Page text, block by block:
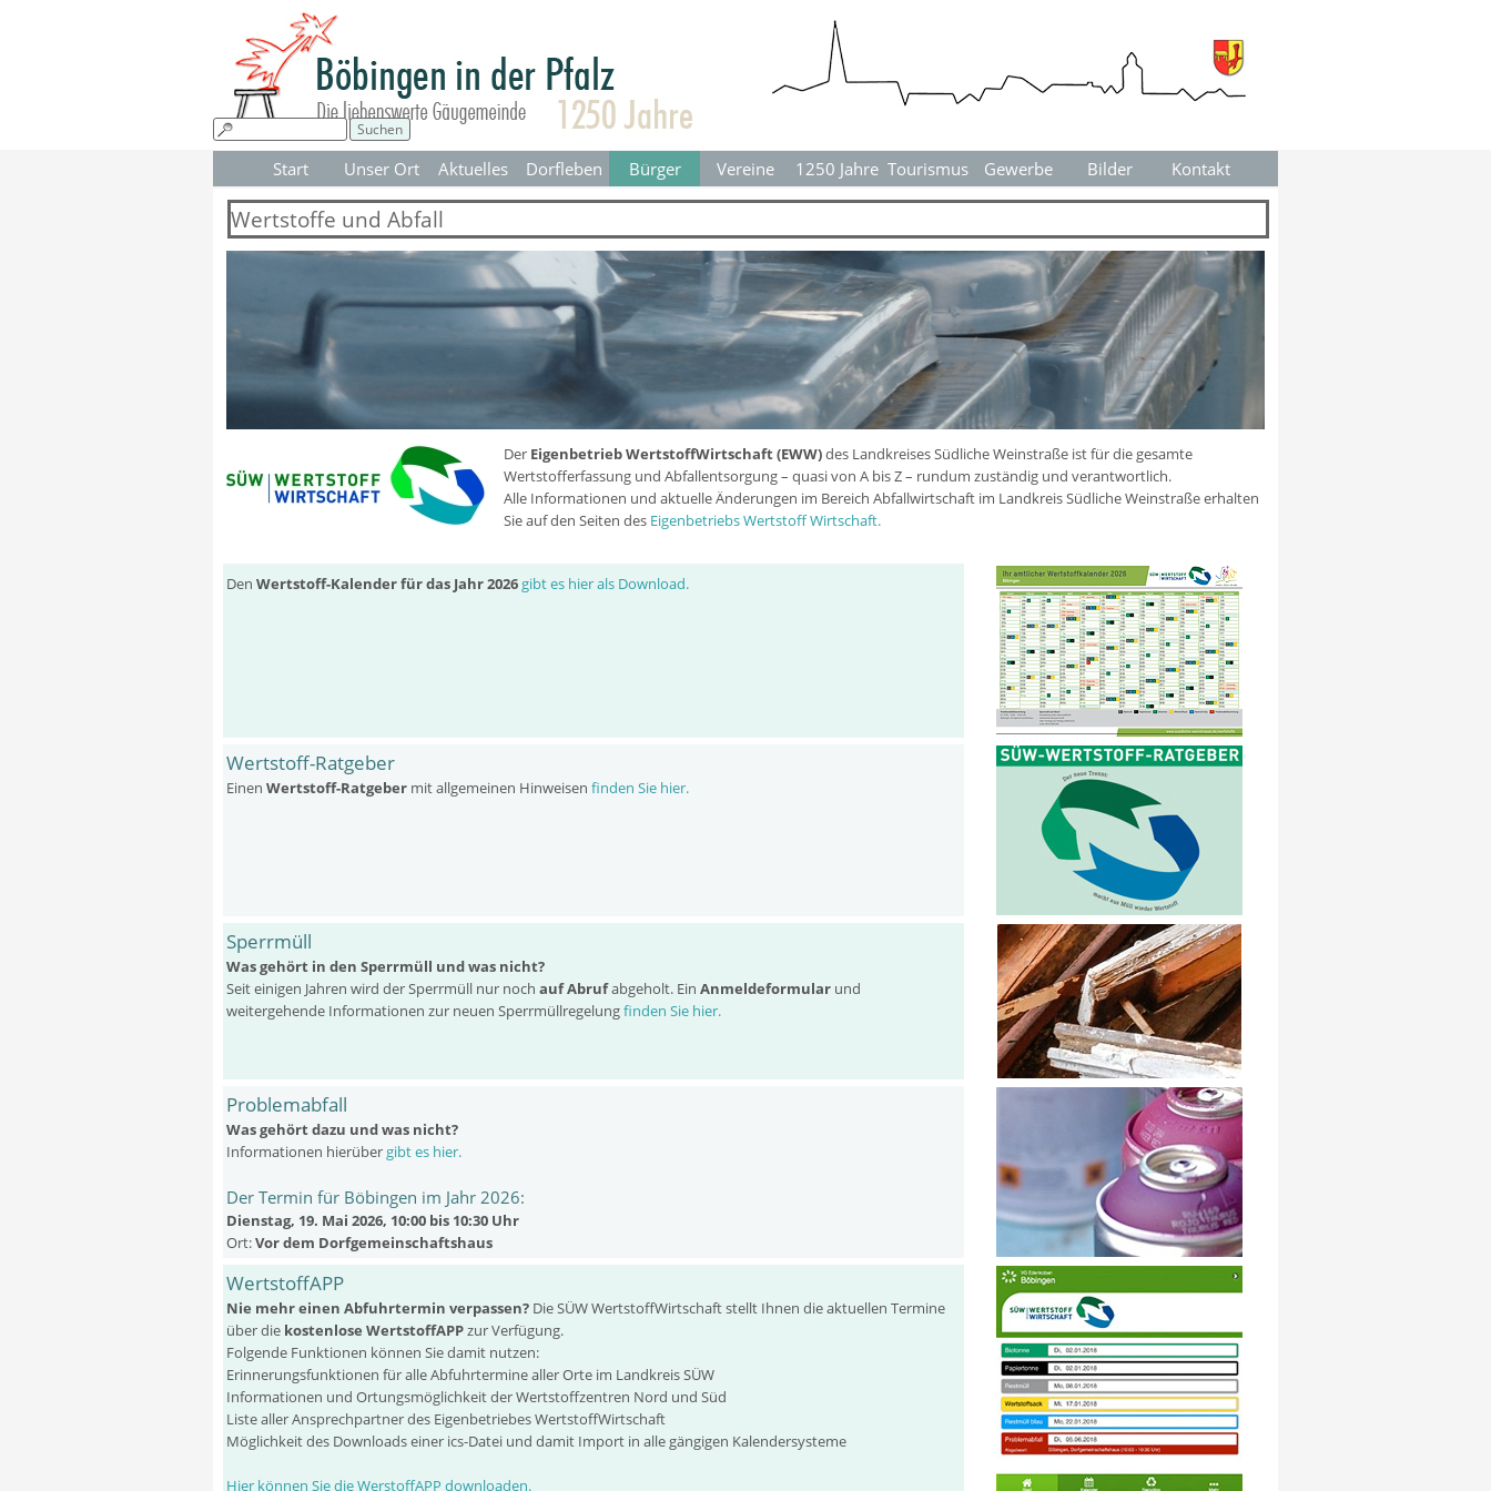
Menü überspringen
Start Unser Ort ▼
Aktuelles ▼
Dorfleben ▼
Bürger ▼
Vereine ▼
1250 Jahre ▼
Tourismus ▼
Gewerbe Bilder ▼
Kontakt
Suchen
Wertstoffe und Abfall
Der Eigenbetrieb WertstoffWirtschaft (EWW)des Landkreises Südliche Weinstraße ist für die gesamte
Wertstofferfassung und Abfallentsorgung – quasi von A bis Z – rundum zuständig und verantwortlich.
Alle Informationen und aktuelle Änderungen im Bereich Abfallwirtschaft im Landkreis Südliche Weinstraße erhalten
Sie auf den Seiten des Eigenbetriebs Wertstoff Wirtschaft.
Den Wertstoff-Kalender für das Jahr 2026gibt es hier als Download.
Wertstoff-Ratgeber
Einen Wertstoff-Ratgeber mit allgemeinen Hinweisen finden Sie hier.
Sperrmüll
Was gehört in den Sperrmüll und was nicht?
Seit einigen Jahren wird der Sperrmüll nur noch auf Abrufabgeholt. Ein Anmeldeformularund
weitergehende Informationen zur neuen Sperrmüllregelungfinden Sie hier.
Problemabfall
Was gehört dazu und was nicht?
Informationen hierübergibt es hier.
Der Termin für Böbingen im Jahr 2026:
Dienstag, 19. Mai 2026, 10:00 bis 10:30 Uhr
Ort:Vor dem Dorfgemeinschaftshaus
WertstoffAPP
Nie mehr einen Abfuhrtermin verpassen?Die SÜW WertstoffWirtschaft stellt Ihnen die aktuellen Termine
über diekostenlose WertstoffAPPzur Verfügung.
Folgende Funktionen können Sie damit nutzen:
Erinnerungsfunktionen für alle Abfuhrtermine aller Orte im Landkreis SÜW
Informationen und Ortungsmöglichkeit der Wertstoffzentren Nord und Süd
Liste aller Ansprechpartner des Eigenbetriebes WertstoffWirtschaft
Möglichkeit des Downloads einer ics-Datei und damit Import in alle gängigen Kalendersysteme
Hier können Sie die WerstoffAPP downloaden.